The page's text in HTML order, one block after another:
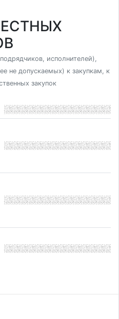
исполнителей),
не допускаемых) к закупкам, к
закупок